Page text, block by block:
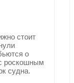
стоит
о
роскошным
судна.